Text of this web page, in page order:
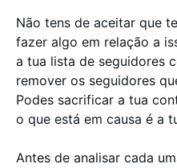
Não tens de aceitar que
fazer algo em relação a
a tua lista de seguidores
remover os seguidores
Podes sacrificar a tua
o que está em causa é a
Antes de analisar cada